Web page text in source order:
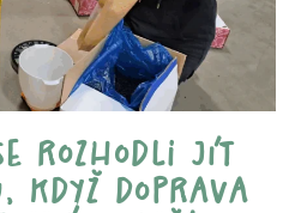
rozhodli jít
když doprava